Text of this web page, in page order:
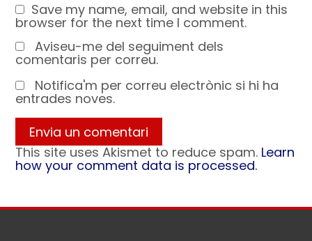
Save my name, email, and website in this
browser for the next time I comment.
Aviseu-me del seguiment dels
comentaris per correu.
Notifica'm per correu electrònic si hi ha
entrades noves.
This site uses Akismet to reduce spam. Learn
how your comment data is processed.